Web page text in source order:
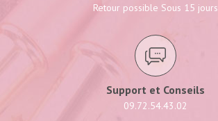
Retour possible Sous 15 jours
Support et Conseils
09.72.54.43.02